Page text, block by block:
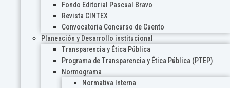
Fondo Editorial Pascual Bravo
Revista CINTEX
Convocatoria Concurso de Cuento
Planeación y Desarrollo institucional
Transparencia y Ética Pública
Programa de Transparencia y Ética Pública (PTEP)
Normograma
Normativa Interna